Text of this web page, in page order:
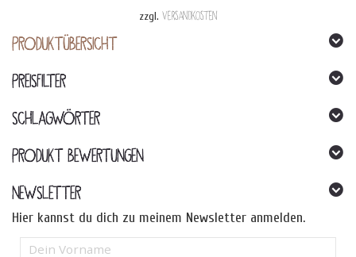
zzgl. Versandkosten
PRODUKTÜBERSICHT
PREISFILTER
SCHLAGWÖRTER
PRODUKT BEWERTUNGEN
NEWSLETTER
Hier kannst du dich zu meinem Newsletter anmelden.